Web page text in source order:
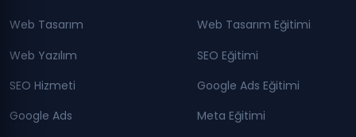
Web Tasarım
Web Yazılım
SEO Hizmeti
Google Ads
Web Tasarım Eğitimi
SEO Eğitimi
Google Ads Eğitimi
Meta Eğitimi